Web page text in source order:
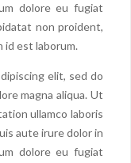
dolore eu fugiat
non proident,
id est laborum.
elit, sed do
magna aliqua. Ut
ullamco laboris
aute irure dolor in
dolore eu fugiat